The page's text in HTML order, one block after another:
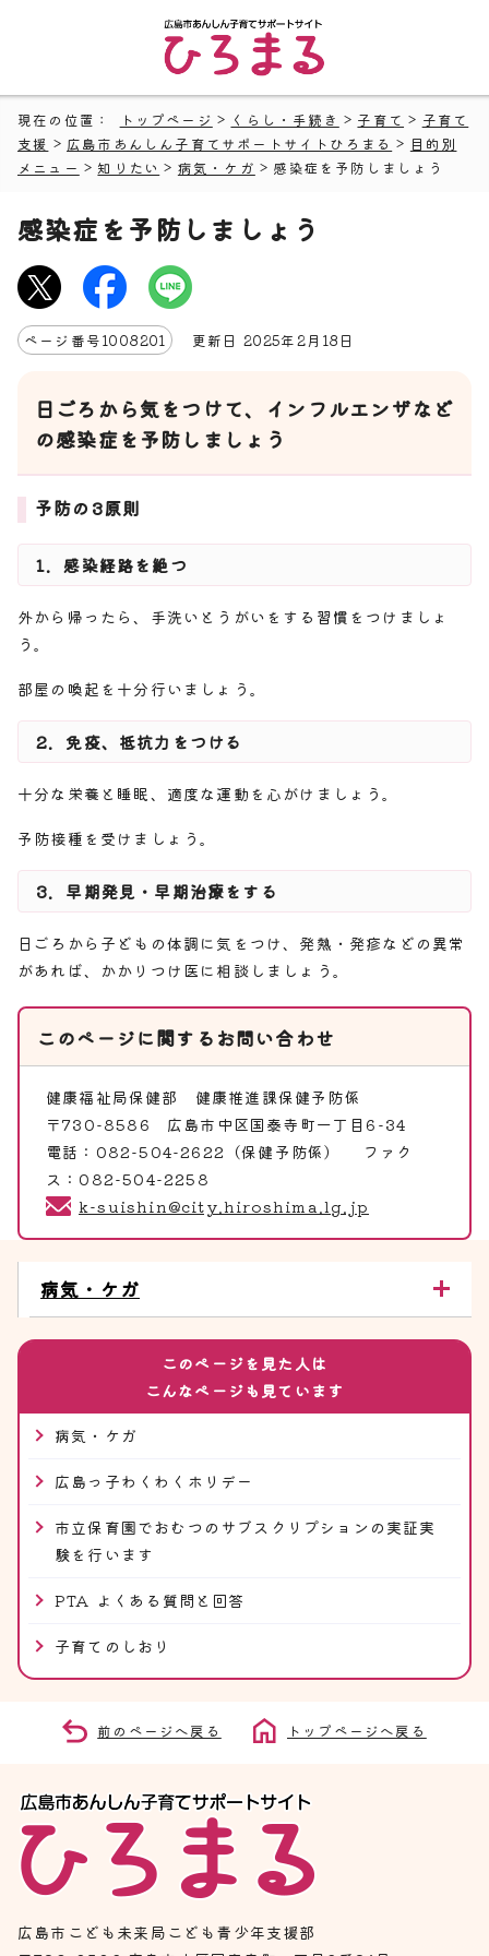
現在の位置： トップページ > くらし・手続き > 子育て > 子育て
支援 > 広島市あんしん子育てサポートサイトひろまる > 目的別
メニュー >知りたい > 病気・ケガ > 感染症を予防しましょう
感染症を予防しましょう
ページ番号1008201 更新日 2025年2月 18 日
日ごろから気をつけて、インフルエンザなど
の感染症を予防しましょう
予防の3原則
1．感染経路を絶つ
外から帰ったら、手洗いとうがいをする習慣をつけましょ
う。
部屋の喚起を十分行いましょう。
2．免疫、抵抗力をつける
十分な栄養と睡眠、適度な運動を心がけましょう。
予防接種を受けましょう。
3．早期発見・早期治療をする
日ごろから子どもの体調に気をつけ、発熱・発疹などの異常
があれば、かかりつけ医に相談しましょう。
このページに関する お問い合わせ
健康福祉局保健部 健康推進課保健予防係
〒730-8586 広島市中区国泰寺町一丁目6-34
電話：082-504-2622（保健予防係） ファク
ス：082-504-2258
k-suishin@city.hiroshima.lg.jp
病気・ケガ
このページを見た人は
こんなページも見ています
病気・ケガ
広島っ子わくわくホリデー
市立保育園でおむつのサブスクリプションの実証実
験を行います
PTA よくある質問と回答
子育てのしおり
前のページへ戻る トップページへ戻る
広島市こども未来局こども青少年支援部